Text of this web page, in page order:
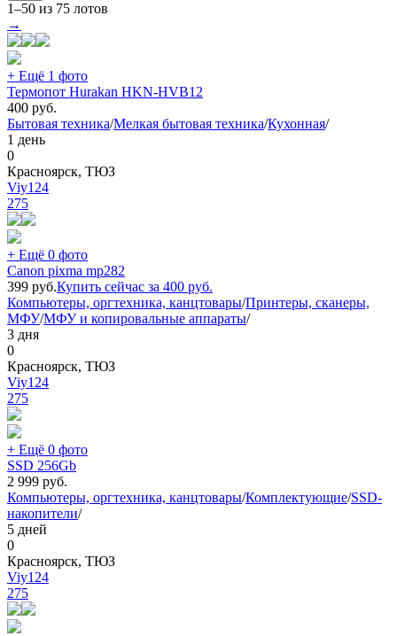
1–50 из 75 лотов
→
+ Ещё 1 фото
Термопот Hurakan HKN-HVB12
400 руб.
Бытовая техника/Мелкая бытовая техника/Кухонная/
1 день
0
Красноярск, ТЮЗ
Viy124
275
+ Ещё 0 фото
Canon pixma mp282
399 руб.Купить сейчас за 400 руб.
Компьютеры, оргтехника, канцтовары/Принтеры, сканеры,
МФУ/МФУ и копировальные аппараты/
3 дня
0
Красноярск, ТЮЗ
Viy124
275
+ Ещё 0 фото
SSD 256Gb
2 999 руб.
Компьютеры, оргтехника, канцтовары/Комплектующие/SSD-
накопители/
5 дней
0
Красноярск, ТЮЗ
Viy124
275